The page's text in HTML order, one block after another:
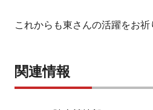
これからも東さんの活躍をお祈
関連情報